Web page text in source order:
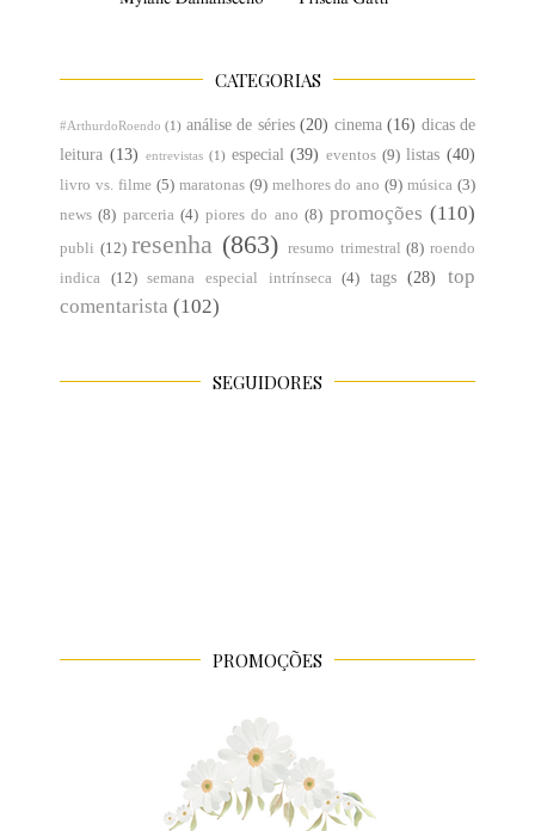
CATEGORIAS
#ArthurdoRoendo (1) análise de séries (20) cinema (16) dicas de
leitura (13) entrevistas (1) especial (39) eventos (9) listas (40)
livro vs. filme (5) maratonas (9) melhores do ano (9) música (3)
news (8) parceria (4) piores do ano (8) promoções (110)
publi (12) resenha (863) resumo trimestral (8) roendo
indica
(12) semana especial intrínseca (4) tags (28)
top
comentarista (102)
SEGUIDORES
PROMOÇÕES